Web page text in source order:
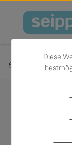
Zum Hauptinhalt
Produkte
Diese